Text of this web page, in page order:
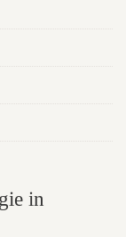
in